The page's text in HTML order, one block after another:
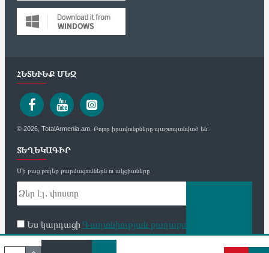
ՀԵՏԵՒԵՔ ՄԵԶ
© 2026, TotalArmenia.am, Բոլոր իրավունքները պաշտպանված են:
ՏԵՂԵԿԱԳԻՐ
Մի բաց թողեք թարմացումներն ու ակցիաները
ՈՒՂԱՐԿԵԼ
Ես կարդացի Գաղտնիության քաղաքականություն
համաձայն եմ